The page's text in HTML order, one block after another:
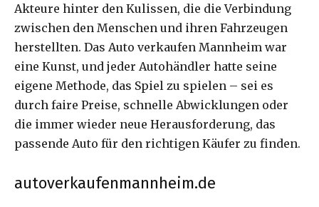
Akteure hinter den Kulissen, die die Verbindung
zwischen den Menschen und ihren Fahrzeugen
herstellten. Das Auto verkaufen Mannheim war
eine Kunst, und jeder Autohändler hatte seine
eigene Methode, das Spiel zu spielen – sei es
durch faire Preise, schnelle Abwicklungen oder
die immer wieder neue Herausforderung, das
passende Auto für den richtigen Käufer zu finden.
autoverkaufenmannheim.de